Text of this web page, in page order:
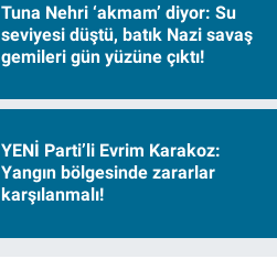
Tuna Nehri ‘akmam’ diyor: Su
seviyesi düştü, batık Nazi savaş
gemileri gün yüzüne çıktı!
YENİ Parti’li Evrim Karakoz:
Yangın bölgesinde zararlar
karşılanmalı!